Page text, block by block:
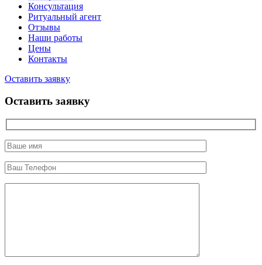
Консультация
Ритуальный агент
Отзывы
Наши работы
Цены
Контакты
Оставить заявку
Оставить заявку